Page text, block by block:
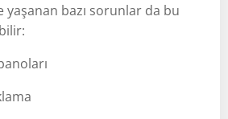
yaşanan bazı sorunlar da bu